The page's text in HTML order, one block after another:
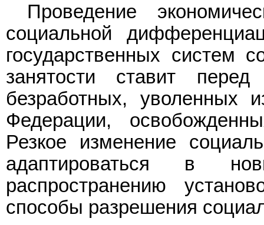
Проведение
социальной
государственных систем
занятости ставит
безработных, уволенных
Федерации,
Резкое изменение
адаптироваться в
распространению
способы разрешения